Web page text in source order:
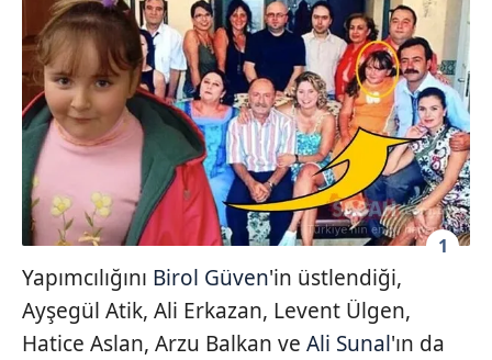
1
Yapımcılığını Birol Güven'in üstlendiği,
Ayşegül Atik, Ali Erkazan, Levent Ülgen,
Hatice Aslan, Arzu Balkan ve Ali Sunal'ın da